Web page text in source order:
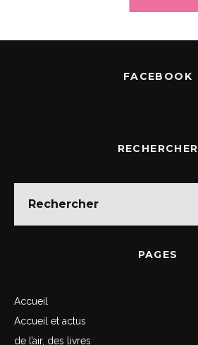
FACEBOOK
RECHERCHER
PAGES
Accueil
Accueil et actus
de l’air, des livres